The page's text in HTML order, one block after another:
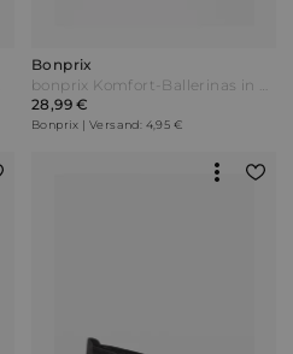
Bonprix
28,99 €
Bonprix | Versand: 4,95 €